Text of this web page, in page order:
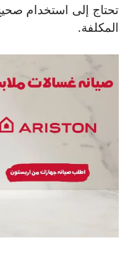
تحتاج إلى استخدام
المكلفة.